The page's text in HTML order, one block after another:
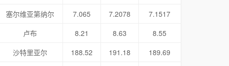
塞尔维亚第纳尔
7.065 7.2078
7.1517
卢布
8.21 8.63
8.55
沙特里亚尔
188.52 191.18
189.69